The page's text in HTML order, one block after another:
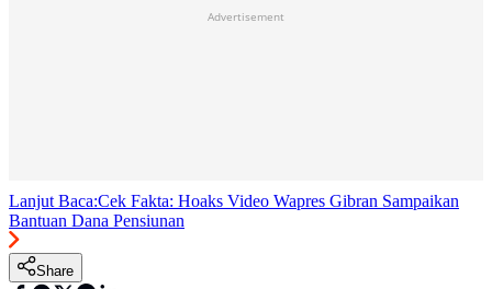
Advertisement
Lanjut Baca:Cek Fakta: Hoaks Video Wapres Gibran Sampaikan
Bantuan Dana Pensiunan
Share